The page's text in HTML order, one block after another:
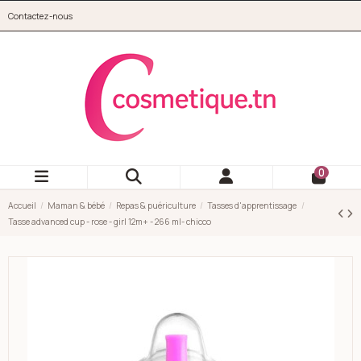
Contactez-nous
0
Accueil Maman & bébé Repas & puériculture
Tasses d'apprentissage
Tasse advanced cup - rose - girl 12m+ - 266 ml- chicco